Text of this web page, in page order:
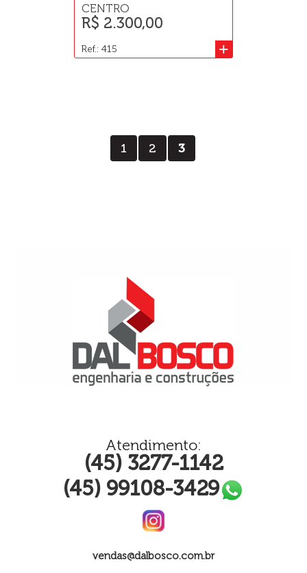
CENTRO
R$ 2.300,00
+
Ref.: 415
1 2 3
Atendimento:
(45) 3277-1142
(45) 99108-3429
vendas@dalbosco.com.br